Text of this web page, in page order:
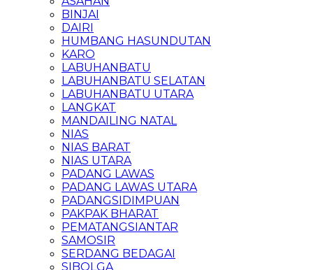
BINJAI
DAIRI
HUMBANG HASUNDUTAN
KARO
LABUHANBATU
LABUHANBATU SELATAN
LABUHANBATU UTARA
LANGKAT
MANDAILING NATAL
NIAS
NIAS BARAT
NIAS UTARA
PADANG LAWAS
PADANG LAWAS UTARA
PADANGSIDIMPUAN
PAKPAK BHARAT
PEMATANGSIANTAR
SAMOSIR
SERDANG BEDAGAI
SIBOLGA